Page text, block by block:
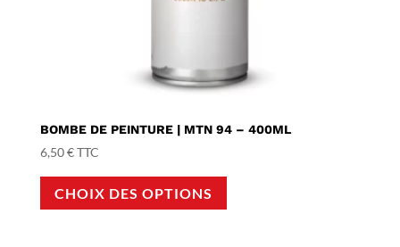
BOMBE DE PEINTURE | MTN 94 – 400ML
6,50€TTC
CHOIX DES OPTIONS
a